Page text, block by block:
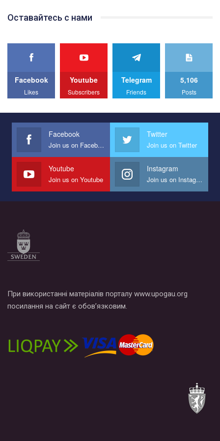
Оставайтесь с нами
Facebook
Likes
Youtube
Subscribers
Telegram
Friends
5,106
Posts
Facebook
Join us on Facebook
Twitter
Join us on Twitter
Youtube
Join us on Youtube
Instagram
Join us on Instagram
При використанні матеріалів порталу www.upogau.org
посилання на сайт є обов’язковим.